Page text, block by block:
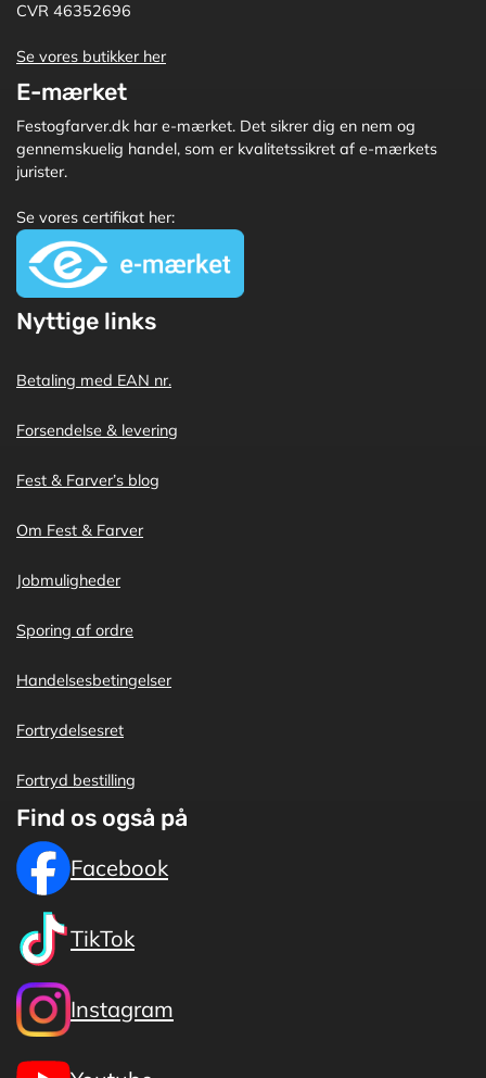
CVR 46352696
Se vores butikker her
E-mærket
Festogfarver.dk har e-mærket. Det sikrer dig en nem og
gennemskuelig handel, som er kvalitetssikret af e-mærkets
jurister.
Se vores certifikat her:
Nyttige links
Betaling med EAN nr.
Forsendelse & levering
Fest & Farver’s blog
Om Fest & Farver
Jobmuligheder
Sporing af ordre
Handelsesbetingelser
Fortrydelsesret
Fortryd bestilling
Find os også på
Facebook
TikTok
Instagram